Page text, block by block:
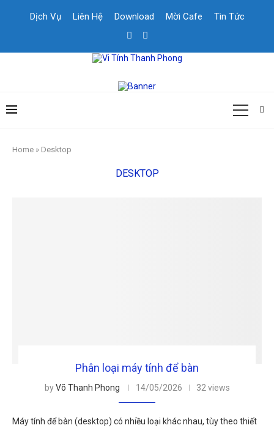
Dịch Vụ Liên Hệ Download Mời Cafe Tin Tức
Home » Desktop
DESKTOP
Phân loại máy tính để bàn
byVõ Thanh Phong 14/05/2026 32 views
Máy tính để bàn (desktop) có nhiều loại khác nhau, tùy theo thiết